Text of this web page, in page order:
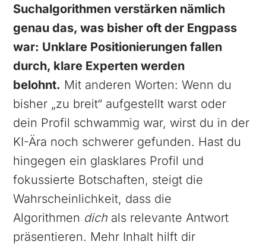
Suchalgorithmen verstärken nämlich
genau das, was bisher oft der Engpass
war: Unklare Positionierungen fallen
durch, klare Experten werden
belohnt. Mit anderen Worten: Wenn du
bisher „zu breit“ aufgestellt warst oder
dein Profil schwammig war, wirst du in der
KI-Ära noch schwerer gefunden. Hast du
hingegen ein glasklares Profil und
fokussierte Botschaften, steigt die
Wahrscheinlichkeit, dass die
Algorithmen dich als relevante Antwort
präsentieren. Mehr Inhalt hilft dir